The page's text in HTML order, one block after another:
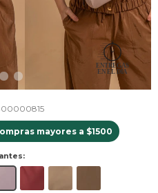
mayores a $1500